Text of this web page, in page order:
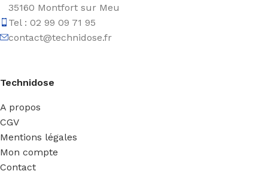
35160 Montfort sur Meu
Tel : 02 99 09 71 95
contact@technidose.fr
Technidose
A propos
CGV
Mentions légales
Mon compte
Contact